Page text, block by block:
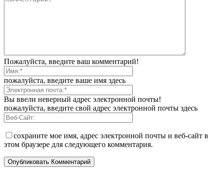
Пожалуйста, введите ваш комментарий!
пожалуйста, введите ваше имя здесь
Вы ввели неверный адрес электронной почты!
пожалуйста, введите свой адрес электронной почты здесь
сохраните мое имя, адрес электронной почты и веб-сайт в
этом браузере для следующего комментария.